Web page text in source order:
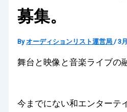
募集。
Byオーディションリスト運営局 /3
舞台と映像と音楽ライブの
今までにない和エンターテ